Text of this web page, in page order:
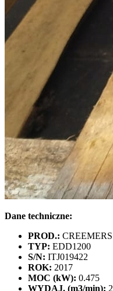
Dane techniczne:
PROD.: CREEMERS
TYP: EDD1200
S/N: ITJ019422
ROK: 2017
MOC (kW): 0.475
WYDAJ. (m3/min): 2